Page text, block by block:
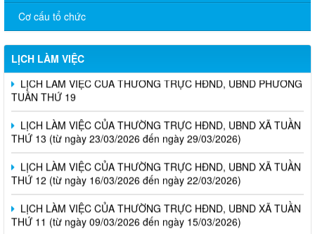
Cơ cấu tổ chức
LỊCH LÀM VIỆC
LỊCH LÀM VIỆC CỦA THƯỜNG TRỰC HĐND, UBND PHƯỜNG
TUẦN THỨ 19
LỊCH LÀM VIỆC CỦA THƯỜNG TRỰC HĐND, UBND XÃ TUẦN
THỨ 13 (từ ngày 23/03/2026 đến ngày 29/03/2026)
LỊCH LÀM VIỆC CỦA THƯỜNG TRỰC HĐND, UBND XÃ TUẦN
THỨ 12 (từ ngày 16/03/2026 đến ngày 22/03/2026)
LỊCH LÀM VIỆC CỦA THƯỜNG TRỰC HĐND, UBND XÃ TUẦN
THỨ 11 (từ ngày 09/03/2026 đến ngày 15/03/2026)